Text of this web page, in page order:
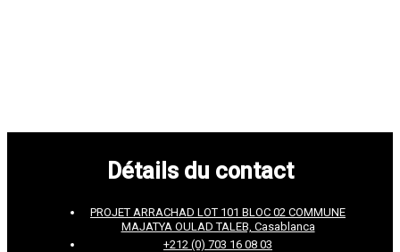
Détails du contact
PROJET ARRACHAD LOT 101 BLOC 02 COMMUNE
MAJATYA OULAD TALEB, Casablanca
+212 (0) 703 16 08 03